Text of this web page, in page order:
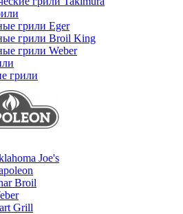
грили Eger
грили Broil King
грили Weber
грили
Joe's
Broil
Grill